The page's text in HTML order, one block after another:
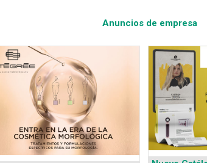
Anuncios de empresa